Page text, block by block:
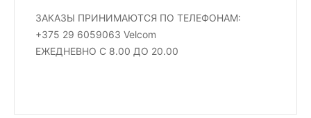
ЗАКАЗЫ ПРИНИМАЮТСЯ ПО ТЕЛЕФОНАМ:
+375 29 6059063 Velcom
ЕЖЕДНЕВНО С 8.00 ДО 20.00